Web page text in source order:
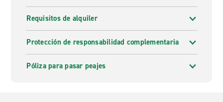
Requisitos de alquiler
Protección de responsabilidad complementaria
Póliza para pasar peajes